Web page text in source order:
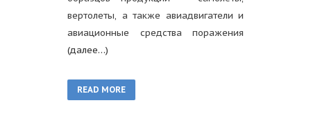
вертолеты, а также авиадвигатели и
авиационные средства поражения
(далее…)
READ MORE